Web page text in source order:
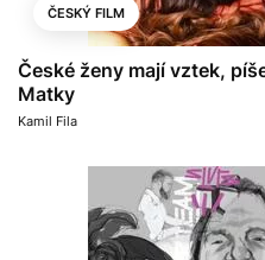
ČESKÝ FILM
České ženy mají vztek,
Matky
Kamil Fila